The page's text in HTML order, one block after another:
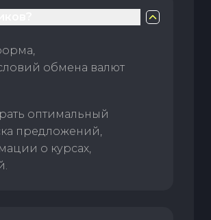
обмена валют
оптимальный
предложений,
о курсах,